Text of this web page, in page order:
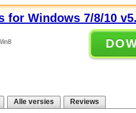
for Windows 7/8/10
Alle versies Reviews